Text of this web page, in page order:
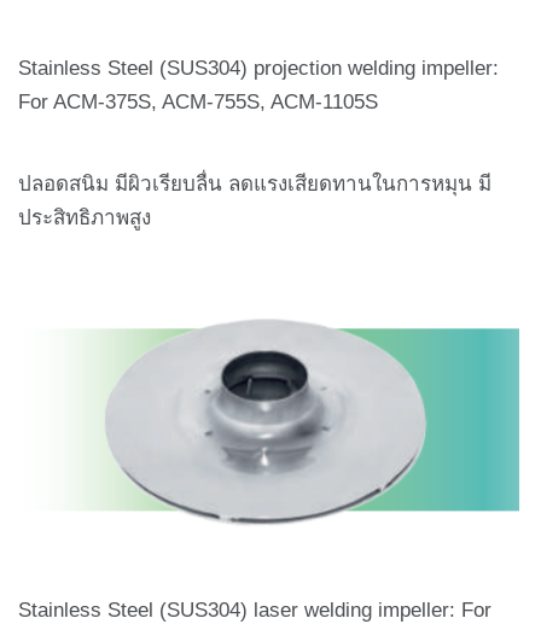
Stainless Steel (SUS304) projection welding impeller:
For ACM-375S, ACM-755S, ACM-1105S
ปลอดสนิม มีผิวเรียบลื่น ลดแรงเสียดทานในการหมุน มี
ประสิทธิภาพสูง
Stainless Steel (SUS304) laser welding impeller: For